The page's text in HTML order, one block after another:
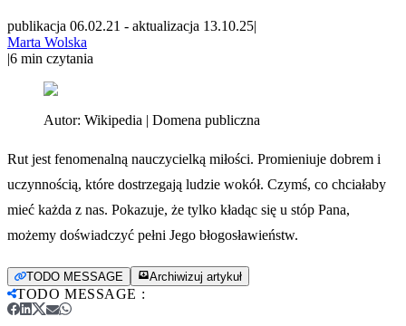
publikacja 06.02.21 - aktualizacja 13.10.25|
Marta Wolska
|6 min czytania
Autor: Wikipedia | Domena publiczna
Rut jest fenomenalną nauczycielką miłości. Promieniuje dobrem i
uczynnością, które dostrzegają ludzie wokół. Czymś, co chciałaby
mieć każda z nas. Pokazuje, że tylko kładąc się u stóp Pana,
możemy doświadczyć pełni Jego błogosławieństw.
TODO MESSAGE Archiwizuj artykuł
TODO MESSAGE :